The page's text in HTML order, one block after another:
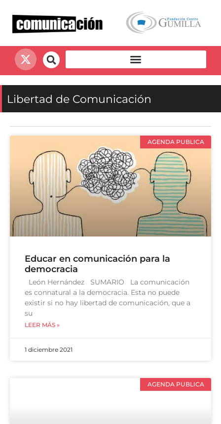
Libertad de Comunicación
AGENDA PUBLICA
Educar en comunicación para la
democracia
León Hernández SUMARIO La comunicación
es connatural a la democracia. Esta no puede
existir si no hay libertad de comunicación, que a
su
LEER MÁS »
1 diciembre 2021
AGENDA PUBLICA